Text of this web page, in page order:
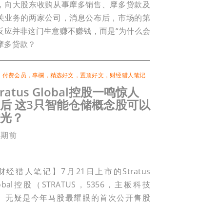
向大股东收购从事摩多销售、摩多贷款及
业务的两家公司，消息公布后，市场的第
应并非这门生意赚不赚钱，而是“为什么会
多贷款？
付费会员 ，專欄 ， 精选好文 ， 置顶好文 ， 财经猎人笔记
Global控股一鸣惊人
这3只智能仓储概念股可以
？
前
财经猎人笔记】7月21日上市的Stratus
控股（STRATUS，5356，主板科技
无疑是今年马股最耀眼的首次公开售股